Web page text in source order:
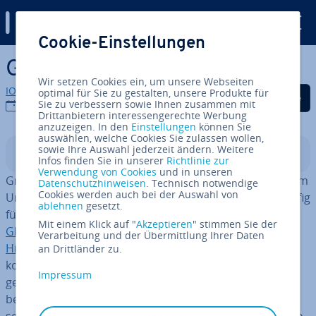
Zum Haupt­in­halt springen
GbR-Vertrag
IONOS Redaktion
27.02.2019
Auf Facebook teilen
Auf Twitter teilen
Auf LinkedIn
In­halts­ver­zeich­nis
Gründer, die ohne nen­nens­wer­tes Start­ka­pi­tal mit ihrem
Un­ter­neh­men loslegen möchten, ent­schei­den sich häufig
für eineGe­sell­schaft bür­ger­li­chen Rechts
GbR ist schnell und günstig zu gründenund auchim
Hinblick auf Steuern ist eine GbR
kom­pli­ziert. Al­ler­dings sind Sie als Ge­sell­schaf­ter
gekoppelt an eine relativ ri­si­ko­rei­che
besagt, dass jeder Ge­sell­schaf­ter un­ein­ge­schränkt mit
Cookie-Einstellungen
Wir setzen Cookies ein, um unsere Webseiten
optimal für Sie zu gestalten, unsere Produkte für
Sie zu verbessern sowie Ihnen zusammen mit
Drittanbietern interessengerechte Werbung
anzuzeigen. In den Einstellungen können Sie
auswählen, welche Cookies Sie zulassen wollen,
sowie Ihre Auswahl jederzeit ändern. Weitere
Infos finden Sie in unserer Richtlinie zur
Verwendung von Cookies und in unseren
Datenschutzhinweisen. Technisch notwendige
Cookies werden auch bei der Auswahl von
ablehnen gesetzt.
Mit einem Klick auf "Akzeptieren" stimmen Sie der
Verarbeitung und der Übermittlung Ihrer Daten
an Drittländer zu.
Impressum